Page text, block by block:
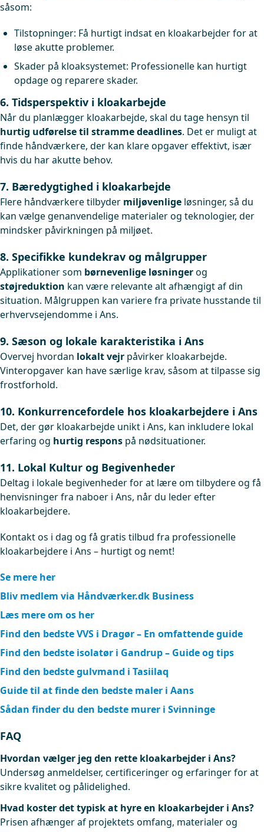
såsom:
Tilstopninger: Få hurtigt indsat en kloakarbejder for at
løse akutte problemer.
Skader på kloaksystemet: Professionelle kan hurtigt
opdage og reparere skader.
6. Tidsperspektiv i kloakarbejde
Når du planlægger kloakarbejde, skal du tage hensyn til
hurtig udførelse til stramme deadlines. Det er muligt at
finde håndværkere, der kan klare opgaver effektivt, især
hvis du har akutte behov.
7. Bæredygtighed i kloakarbejde
Flere håndværkere tilbyder miljøvenlige løsninger, så du
kan vælge genanvendelige materialer og teknologier, der
mindsker påvirkningen på miljøet.
8. Specifikke kundekrav og målgrupper
Applikationer som børnevenlige løsningerog
støjreduktion kan være relevante alt afhængigt af din
situation. Målgruppen kan variere fra private husstande til
erhvervsejendomme i Ans.
9. Sæson og lokale karakteristika i Ans
Overvej hvordan lokalt vejr påvirker kloakarbejde.
Vinteropgaver kan have særlige krav, såsom at tilpasse sig
frostforhold.
10. Konkurrencefordele hos kloakarbejdere i Ans
Det, der gør kloakarbejde unikt i Ans, kan inkludere lokal
erfaring og hurtig respons på nødsituationer.
11. Lokal Kultur og Begivenheder
Deltag i lokale begivenheder for at lære om tilbydere og få
henvisninger fra naboer i Ans, når du leder efter
kloakarbejdere.
Kontakt os i dag og få gratis tilbud fra professionelle
kloakarbejdere i Ans – hurtigt og nemt!
Se mere her
Bliv medlem via Håndværker.dk Business
Læs mere om os her
Find den bedste VVS i Dragør – En omfattende guide
Find den bedste isolatør i Gandrup – Guide og tips
Find den bedste gulvmand i Tasiilaq
Guide til at finde den bedste maler i Aans
Sådan finder du den bedste murer i Svinninge
FAQ
Hvordan vælger jeg den rette kloakarbejder i Ans?
Undersøg anmeldelser, certificeringer og erfaringer for at
sikre kvalitet og pålidelighed.
Hvad koster det typisk at hyre en kloakarbejder i Ans?
Prisen afhænger af projektets omfang, materialer og